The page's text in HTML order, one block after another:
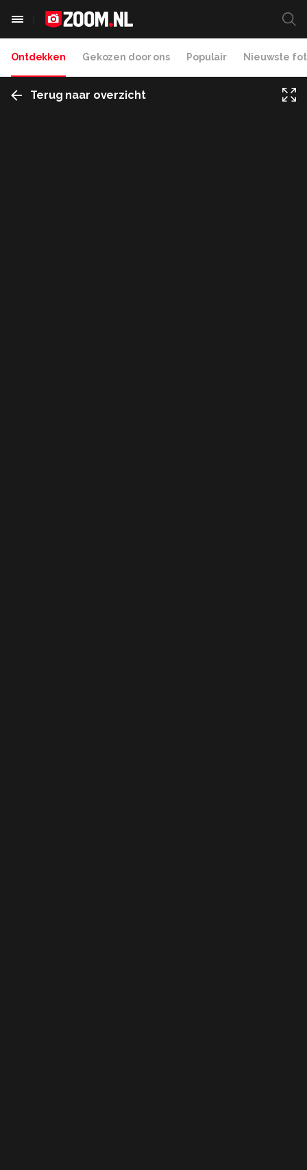
Ontdekken Gekozen door ons Populair Nieuwste
Terug naar overzicht